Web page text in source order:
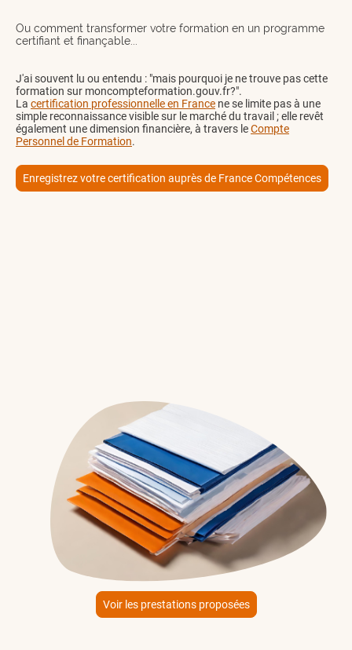
Ou comment transformer votre formation en un programme
certifiant et finançable...
J'ai souvent lu ou entendu : "mais pourquoi je ne trouve pas cette
formation sur moncompteformation.gouv.fr?".
La certification professionnelle en France ne se limite pas à une
simple reconnaissance visible sur le marché du travail ; elle revêt
également une dimension financière, à travers leCompte
Personnel de Formation.
Enregistrez votre certification auprès de France Compétences
Voir les prestations proposées